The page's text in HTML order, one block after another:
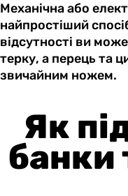
Механічна або
найпростіший
відсутності ви
терку, а перець та
звичайним ножем.
Як
банки